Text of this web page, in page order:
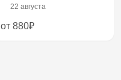
22 августа
от 880₽